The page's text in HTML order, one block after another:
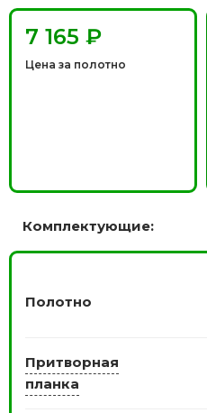
₽
Цена за полотно
Комплектующие:
Полотно
Притворная
планка